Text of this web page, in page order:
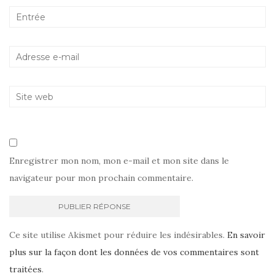
Enregistrer mon nom, mon e-mail et mon site dans le
navigateur pour mon prochain commentaire.
Ce site utilise Akismet pour réduire les indésirables. En savoir
plus sur la façon dont les données de vos commentaires sont
traitées.